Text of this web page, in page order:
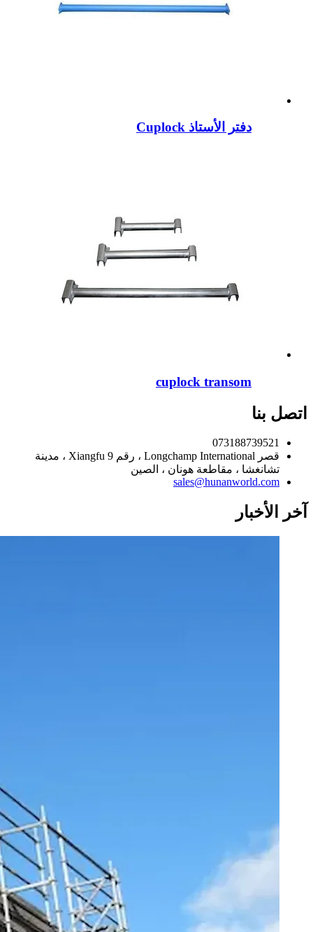
دفتر الأستاذ Cuplock
cuplock transom
اتصل بنا
073188739521
قصر Longchamp International ، رقم 9 Xiangfu ، مدينة
تشانغشا ، مقاطعة هونان ، الصين
sales@hunanworld.com
آخر الأخبار